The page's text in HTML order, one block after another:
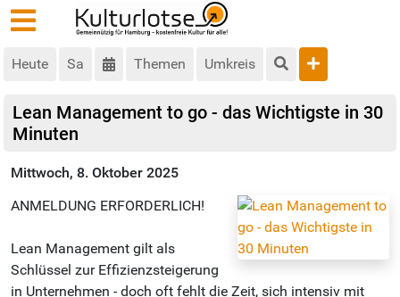
Heute Sa Themen Umkreis
Lean Management to go - das Wichtigste in 30
Minuten
Mittwoch, 8. Oktober 2025
ANMELDUNG ERFORDERLICH!
Lean Management gilt als
Schlüssel zur Effizienzsteigerung
in Unternehmen - doch oft fehlt die Zeit, sich intensiv mit